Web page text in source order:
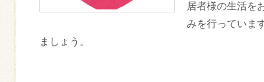
居者様の生活を
みを行っていま
ましょう。